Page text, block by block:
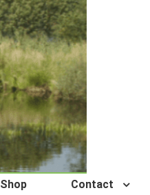
Shop Contact